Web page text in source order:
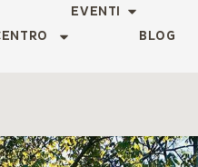
EVENTI
BLOG